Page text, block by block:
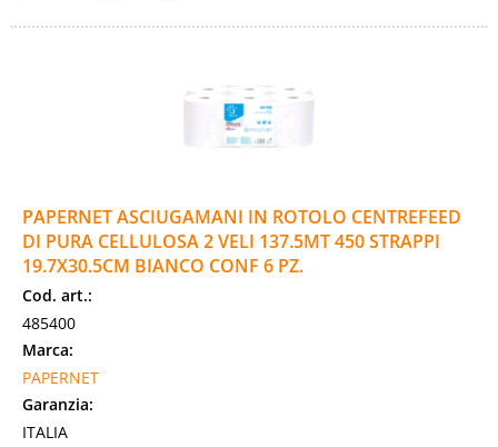
PAPERNET ASCIUGAMANI IN ROTOLO CENTREFEED
DI PURA CELLULOSA 2 VELI 137.5MT 450 STRAPPI
19.7X30.5CM BIANCO CONF 6 PZ.
Cod. art.:
485400
Marca:
PAPERNET
Garanzia:
ITALIA